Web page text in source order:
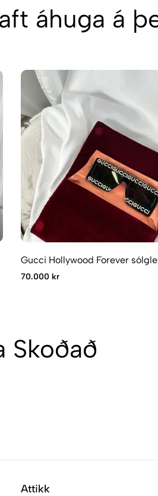
áhuga á
Gucci Hollywood Forever
70.000 kr
Skoðað
Attikk